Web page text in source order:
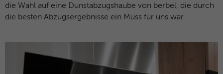
die Wahl auf eine Dunstabzugshaube von berbel, die durch
die besten Abzugsergebnisse ein Muss für uns war.